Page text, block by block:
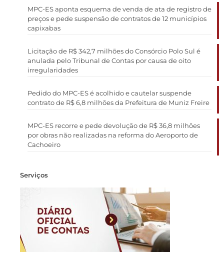
MPC-ES aponta esquema de venda de ata de registro de
preços e pede suspensão de contratos de 12 municípios
capixabas
Licitação de R$ 342,7 milhões do Consórcio Polo Sul é
anulada pelo Tribunal de Contas por causa de oito
irregularidades
Pedido do MPC-ES é acolhido e cautelar suspende
contrato de R$ 6,8 milhões da Prefeitura de Muniz Freire
MPC-ES recorre e pede devolução de R$ 36,8 milhões
por obras não realizadas na reforma do Aeroporto de
Cachoeiro
Serviços